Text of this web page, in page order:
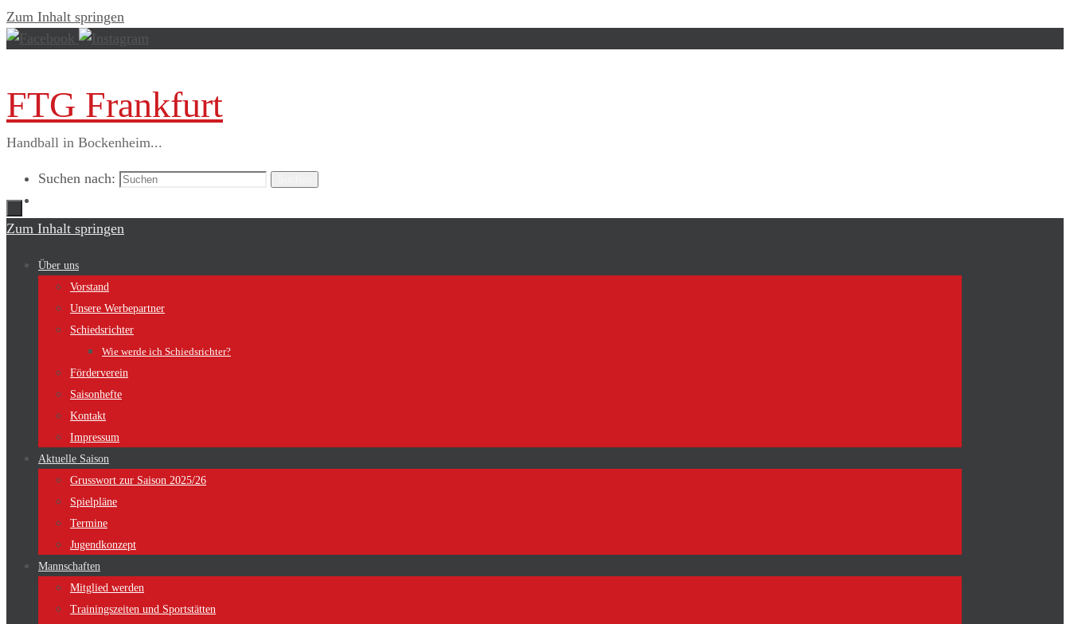
Zum Inhalt springen
FTG Frankfurt
Handball in Bockenheim...
Suchen nach:
Zum Inhalt springen
Über uns
Vorstand
Unsere Werbepartner
Schiedsrichter
Wie werde ich Schiedsrichter?
Förderverein
Saisonhefte
Kontakt
Impressum
Aktuelle Saison
Grusswort zur Saison 2025/26
Spielpläne
Termine
Jugendkonzept
Mannschaften
Mitglied werden
Trainingszeiten und Sportstätten